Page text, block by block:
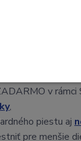
dospelosti,
stupňoch,
i podlahy),
10-14dní,
v rámci
,
piestu aj
pre menšie